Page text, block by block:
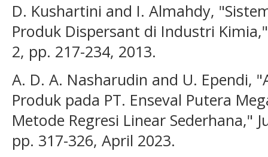
D. Kushartini and I. Almahdy,
Produk Dispersant di Industri
2, pp. 217-234, 2013.
A. D. A. Nasharudin and U. Ependi,
Produk pada PT. Enseval Putera
Metode Regresi Linear Sederhana,"
pp. 317-326, April 2023.